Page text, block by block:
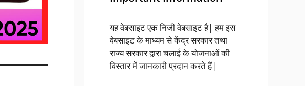
यह वेबसाइट एक निजी वेबसाइट है| हम इस
वेबसाइट के माध्यम से केंद्र सरकार तथा
राज्य सरकार द्वारा चलाई के योजनाओं की
विस्तार में जानकारी प्रदान करते हैं|